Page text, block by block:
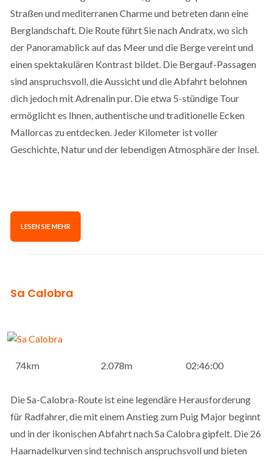
Straßen und mediterranen Charme und betreten dann eine
Berglandschaft. Die Route führt Sie nach Andratx, wo sich
der Panoramablick auf das Meer und die Berge vereint und
einen spektakulären Kontrast bildet. Die Bergauf-Passagen
sind anspruchsvoll, die Aussicht und die Abfahrt belohnen
dich jedoch mit Adrenalin pur. Die etwa 5-stündige Tour
ermöglicht es Ihnen, authentische und traditionelle Ecken
Mallorcas zu entdecken. Jeder Kilometer ist voller
Geschichte, Natur und der lebendigen Atmosphäre der Insel.
LESEN SIE MEHR
Sa Calobra
74km 2.078m 02:46:00
Die Sa-Calobra-Route ist eine legendäre Herausforderung
für Radfahrer, die mit einem Anstieg zum Puig Major beginnt
und in der ikonischen Abfahrt nach Sa Calobra gipfelt. Die 26
Haarnadelkurven sind technisch anspruchsvoll und bieten